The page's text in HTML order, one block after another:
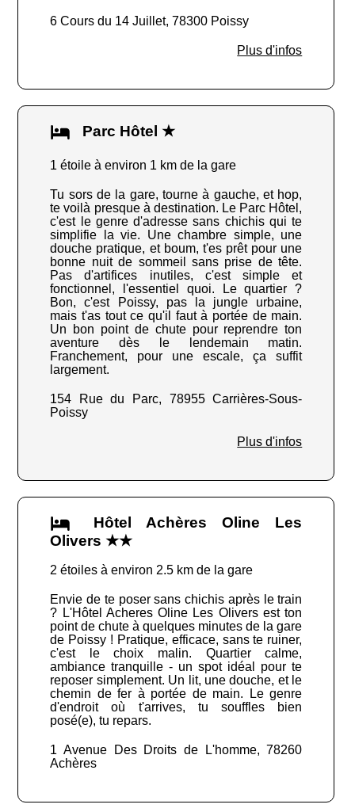
6 Cours du 14 Juillet, 78300 Poissy
Plus d'infos
Parc Hôtel ★
1 étoile à environ 1 km de la gare
Tu sors de la gare, tourne à gauche, et hop,
te voilà presque à destination. Le Parc Hôtel,
c'est le genre d'adresse sans chichis qui te
simplifie la vie. Une chambre simple, une
douche pratique, et boum, t'es prêt pour une
bonne nuit de sommeil sans prise de tête.
Pas d'artifices inutiles, c'est simple et
fonctionnel, l'essentiel quoi. Le quartier ?
Bon, c'est Poissy, pas la jungle urbaine,
mais t'as tout ce qu'il faut à portée de main.
Un bon point de chute pour reprendre ton
aventure dès le lendemain matin.
Franchement, pour une escale, ça suffit
largement.
154 Rue du Parc, 78955 Carrières-Sous-
Poissy
Plus d'infos
Hôtel Achères Oline Les
Olivers ★★
2 étoiles à environ 2.5 km de la gare
Envie de te poser sans chichis après le train
? L'Hôtel Acheres Oline Les Olivers est ton
point de chute à quelques minutes de la gare
de Poissy ! Pratique, efficace, sans te ruiner,
c'est le choix malin. Quartier calme,
ambiance tranquille - un spot idéal pour te
reposer simplement. Un lit, une douche, et le
chemin de fer à portée de main. Le genre
d'endroit où t'arrives, tu souffles bien
posé(e), tu repars.
1 Avenue Des Droits de L'homme, 78260
Achères